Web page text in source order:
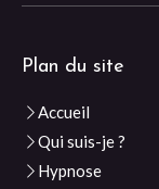
Plan du site
Accueil
Qui suis-je ?
Hypnose